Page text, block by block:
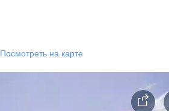
Посмотреть на карте